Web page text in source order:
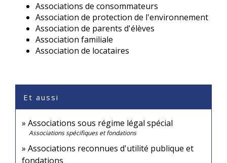
Associations de consommateurs
Association de protection de l'environnement
Association de parents d'élèves
Association familiale
Association de locataires
Et aussi
Associations sous régime légal spécial
Associations spécifiques et fondations
Associations reconnues d'utilité publique et
fondations